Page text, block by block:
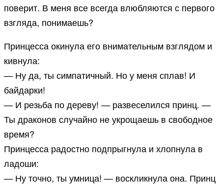
поверит. В меня все всегда влюбляются с первого
взгляда, понимаешь?
Принцесса окинула его внимательным взглядом и
кивнула:
— Ну да, ты симпатичный. Но у меня сплав! И
байдарки!
— И резьба по дереву! — развеселился принц. —
Ты драконов случайно не укрощаешь в свободное
время?
Принцесса радостно подпрыгнула и хлопнула в
ладоши:
— Ну точно, ты умница! — воскликнула она. Принц